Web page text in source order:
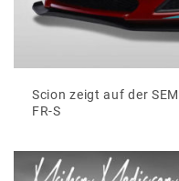
Scion zeigt auf der
FR-S